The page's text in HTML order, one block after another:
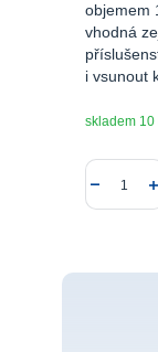
objemem
vhodná
i vsunout
skladem 10